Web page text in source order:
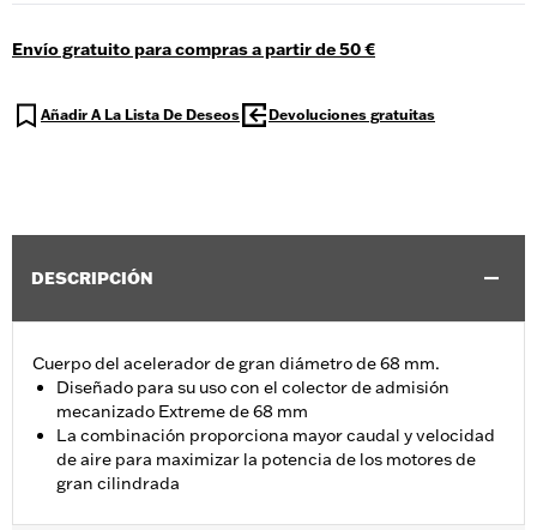
Envío gratuito para compras a partir de 50 €
Añadir A La Lista De Deseos Devoluciones gratuitas
DESCRIPCIÓN
Cuerpo del acelerador de gran diámetro de 68 mm.
Diseñado para su uso con el colector de admisión
mecanizado Extreme de 68 mm
La combinación proporciona mayor caudal y velocidad
de aire para maximizar la potencia de los motores de
gran cilindrada